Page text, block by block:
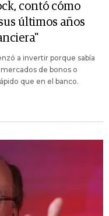
contó cómo
últimos años
a invertir porque sabía
de bonos o
que en el banco.